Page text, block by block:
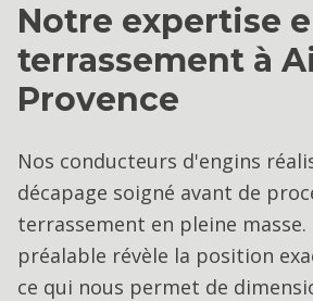
Notre expertise
terrassement à
Provence
Nos conducteurs d'engins
décapage soigné avant de
terrassement en pleine masse.
préalable révèle la position
ce qui nous permet de